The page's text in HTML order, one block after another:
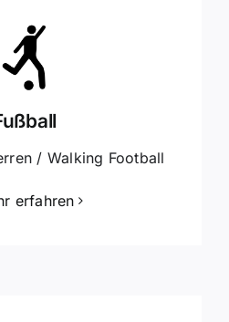
/ Walking Football
erfahren